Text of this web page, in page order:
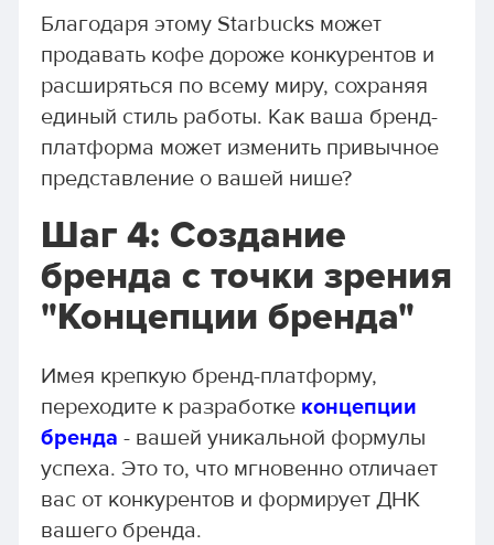
Благодаря этому Starbucks может
продавать кофе дороже конкурентов и
расширяться по всему миру, сохраняя
единый стиль работы. Как ваша бренд-
платформа может изменить привычное
представление о вашей нише?
Шаг 4: Создание
бренда с точки зрения
"Концепции бренда"
Имея крепкую бренд-платформу,
переходите к разработке концепции
бренда - вашей уникальной формулы
успеха. Это то, что мгновенно отличает
вас от конкурентов и формирует ДНК
вашего бренда.